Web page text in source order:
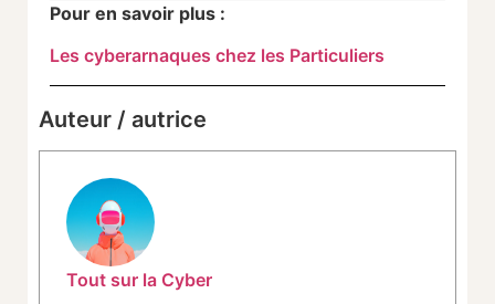
Pour en savoir plus :
Les cyberarnaques chez les Particuliers
Auteur / autrice
Tout sur la Cyber